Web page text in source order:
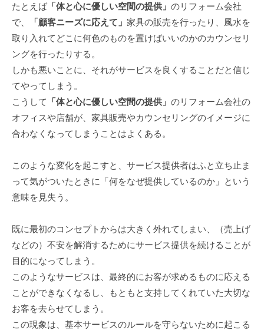
たとえば「体と心に優しい空間の提供」 のリフォーム会社
で、
「顧客ニーズに応えて」 家具の販売を行ったり、風水を
取り入れてどこに何色のものを置けばいいのかのカウンセリ
ングを行ったりする。
しかも悪いことに、それがサービスを良くすることだと信じ
てやってしまう。
こうして
「体と心に優しい空間の提供」 のリフォーム会社の
オフィスや店舗が、家具販売やカウンセリングのイメージに
合わなくなってしまうことはよくある。
このような変化を起こすと、サービス提供者はふと立ち止ま
って気がついたときに「何をなぜ提供しているのか」という
意味を見失う。
既に最初のコンセプトからは大きく外れてしまい、（売上げ
などの）不安を解消するためにサービス提供を続けることが
目的になってしまう。
このようなサービスは、最終的にお客が求めるものに応える
ことができなくなるし、もともと支持してくれていた大切な
お客を去らせてしまう。
この現象は、基本サービスのルールを守らないために起こる